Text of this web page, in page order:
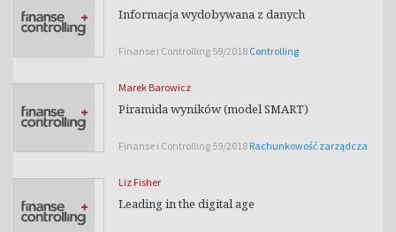
Informacja wydobywana z danych
Finanse i Controlling 59/2018 Controlling
Marek Barowicz
Piramida wyników (model SMART)
Finanse i Controlling 59/2018 Rachunkowość zarządcza
Liz Fisher
Leading in the digital age